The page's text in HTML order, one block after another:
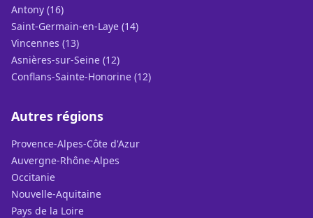
Antony (16)
Saint-Germain-en-Laye (14)
Vincennes (13)
Asnières-sur-Seine (12)
Conflans-Sainte-Honorine (12)
Autres régions
Provence-Alpes-Côte d'Azur
Auvergne-Rhône-Alpes
Occitanie
Nouvelle-Aquitaine
Pays de la Loire